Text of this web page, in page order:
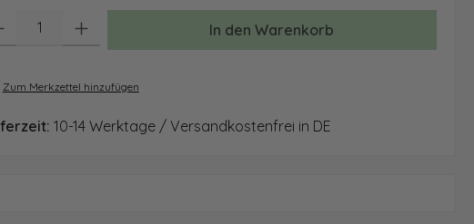
Anzahl: Gib den gewünschten Wert ein oder benutze die Schaltflächen
In den Warenkorb
Zum Merkzettel hinzufügen
10-14 Werktage / Versandkostenfrei in DE